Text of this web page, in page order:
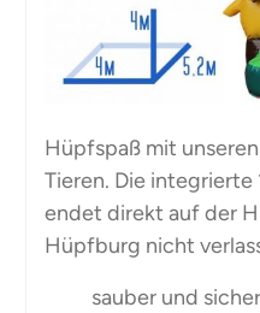
Hüpfspaß mit
Tieren. Die integrierte
endet direkt auf der
Hüpfburg nicht
sauber und sicher